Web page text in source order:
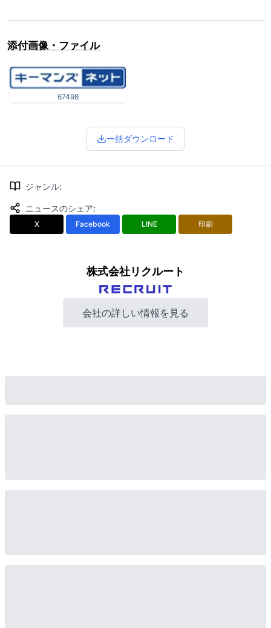
添付画像・ファイル
67498
一括ダウンロード
ジャンル:
ニュースのシェア:
X Facebook LINE 印刷
株式会社リクルート
会社の詳しい情報を見る